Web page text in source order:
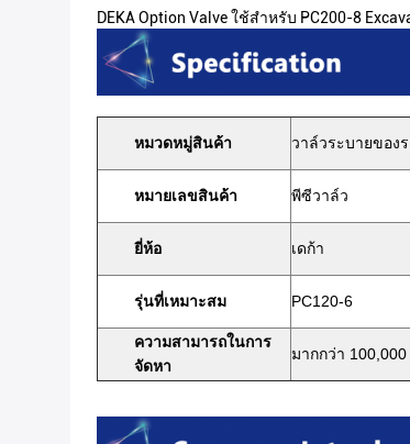
DEKA Option Valve ใช้สำหรับ PC200-8
หมวดหมู่สินค้า วาล์วระบายของ
หมายเลขสินค้า พีซีวาล์ว
ยี่ห้อ เดก้า
รุ่นที่เหมาะสม PC120-6
ความสามารถในการ
จัดหา
มากกว่า